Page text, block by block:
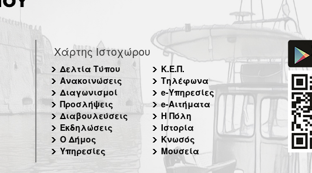
Χάρτης Ιστοχώρου
Δελτία Τύπου
Ανακοινώσεις
Διαγωνισμοί
Προσλήψεις
Διαβουλεύσεις
Εκδηλώσεις
Ο Δήμος
Υπηρεσίες
Κ.Ε.Π.
Τηλέφωνα
e-Υπηρεσίες
e-Αιτήματα
Η Πόλη
Ιστορία
Κνωσός
Μουσεία